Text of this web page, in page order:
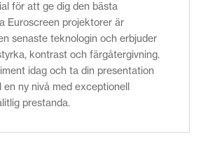
för att ge dig den bästa
Euroscreen projektorer är
senaste teknologin och erbjuder
kontrast och färgåtergivning.
idag och ta din presentation
en ny nivå med exceptionell
prestanda.